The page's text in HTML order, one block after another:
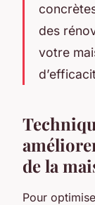
des
votre
de la
Pour